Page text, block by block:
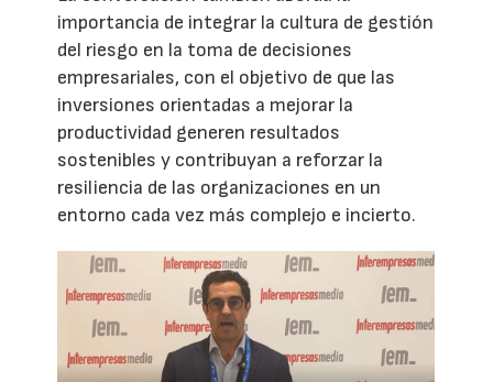
importancia de integrar la cultura de gestión
del riesgo en la toma de decisiones
empresariales, con el objetivo de que las
inversiones orientadas a mejorar la
productividad generen resultados
sostenibles y contribuyan a reforzar la
resiliencia de las organizaciones en un
entorno cada vez más complejo e incierto.